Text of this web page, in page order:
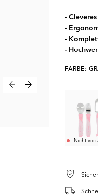
-
-
-
-
FARBE:
Nicht